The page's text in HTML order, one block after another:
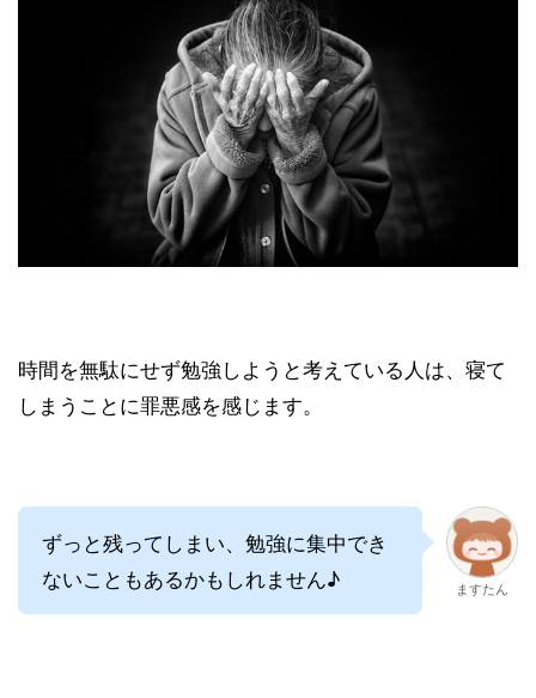
時間を無駄にせず勉強しようと考えている人は、寝て
しまうことに罪悪感を感じます。
ずっと残ってしまい、勉強に集中でき
ないこともあるかもしれません♪
ますたん